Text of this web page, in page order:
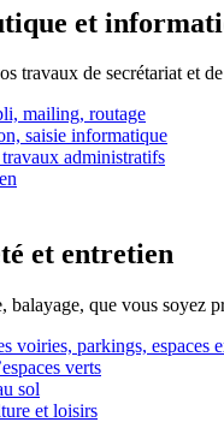
et
travaux de secrétariat et
mailing, routage
saisie informatique
travaux administratifs
et entretien
balayage, que vous soyez
voiries, parkings, espaces
verts
sol
et loisirs